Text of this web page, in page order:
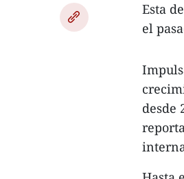
Esta
el
desde